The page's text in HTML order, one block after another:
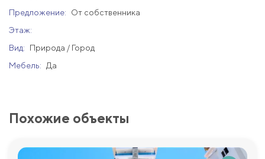
Предложение:
От собственника
Этаж:
Вид:
Природа / Город
Мебель:
Да
Похожие объекты